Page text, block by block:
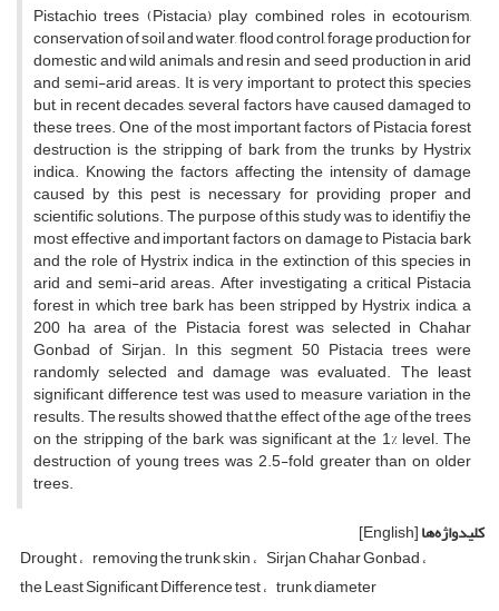
Pistachio trees (Pistacia) play combined roles in ecotourism,
conservation of soil and water, flood control, forage production for
domestic and wild animals and resin and seed production in arid
and semi-arid areas. It is very important to protect this species
but, in recent decades, several factors have caused damaged to
these trees. One of the most important factors of Pistacia forest
destruction is the stripping of bark from the trunks by Hystrix
indica. Knowing the factors affecting the intensity of damage
caused by this pest is necessary for providing proper and
scientific solutions. The purpose of this study was to identifiy the
most effective and important factors on damage to Pistacia bark
and the role of Hystrix indica in the extinction of this species in
arid and semi-arid areas. After investigating a critical Pistacia
forest in which tree bark has been stripped by Hystrix indica, a
200 ha area of the Pistacia forest was selected in Chahar
Gonbad of Sirjan. In this segment, 50 Pistacia trees were
randomly selected and damage was evaluated. The least
significant difference test was used to measure variation in the
results. The results showed that the effect of the age of the trees
on the stripping of the bark was significant at the 1% level. The
destruction of young trees was 2.5-fold greater than on older
trees.
کلیدواژه‌ها[English]
Drought removing the trunk skin Sirjan Chahar Gonbad
the Least Significant Difference test trunk diameter